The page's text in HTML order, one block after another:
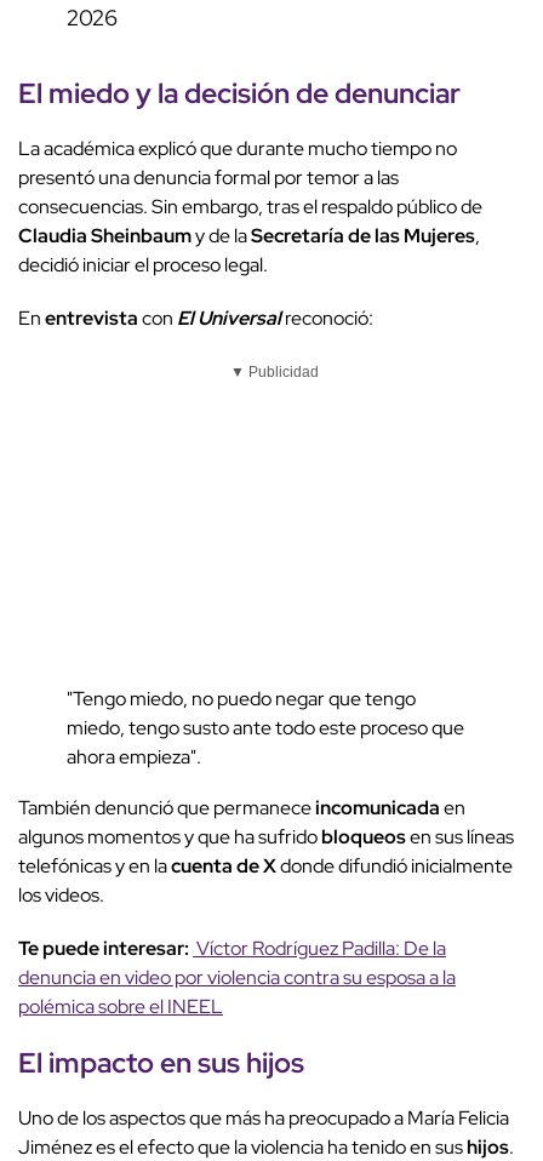
2026
El miedoy la decisión dedenunciar
La académica explicó que durante mucho tiempo no
presentó una denuncia formal por temor a las
consecuencias. Sin embargo, tras el respaldo público de
Claudia Sheinbaumy de laSecretaría de las Mujeres,
decidió iniciar el proceso legal.
Enentrevistacon El Universalreconoció:
▼ Publicidad
"Tengo miedo, no puedo negar que tengo
miedo, tengo susto ante todo este proceso que
ahora empieza".
También denunció que permaneceincomunicadaen
algunos momentos y que ha sufridobloqueosen sus líneas
telefónicas y en lacuenta de Xdonde difundió inicialmente
los videos.
Te puede interesar: Víctor Rodríguez Padilla: De la
denuncia en video por violencia contra su esposa a la
polémica sobre el INEEL
El impactoen sushijos
Uno de los aspectos que más ha preocupado a María Felicia
Jiménez es el efecto que la violencia ha tenido en sushijos.